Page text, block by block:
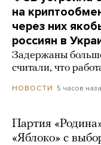
на
через них
россиян в
Задержаны
считали, что
НОВОСТИ 5 часов
Партия
«Яблоко» с